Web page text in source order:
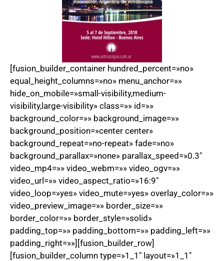
[fusion_builder_container hundred_percent=»no»
equal_height_columns=»no» menu_anchor=»»
hide_on_mobile=»small-visibility,medium-
visibility,large-visibility» class=»» id=»»
background_color=»» background_image=»»
background_position=»center center»
background_repeat=»no-repeat» fade=»no»
background_parallax=»none» parallax_speed=»0.3″
video_mp4=»» video_webm=»» video_ogv=»»
video_url=»» video_aspect_ratio=»16:9″
video_loop=»yes» video_mute=»yes» overlay_color=»»
video_preview_image=»» border_size=»»
border_color=»» border_style=»solid»
padding_top=»» padding_bottom=»» padding_left=»»
padding_right=»»][fusion_builder_row]
[fusion_builder_column type=»1_1″ layout=»1_1″